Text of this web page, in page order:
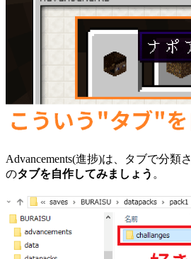
Advancements(進捗)は、タブで分類
のタブを自作してみましょう 。